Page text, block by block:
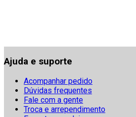
Ajuda e suporte
Acompanhar pedido
Dúvidas frequentes
Fale com a gente
Troca e arrependimento